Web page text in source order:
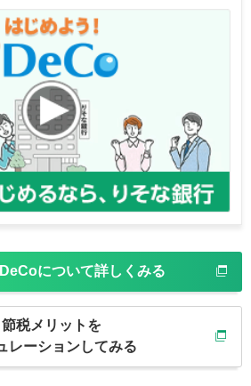
について詳しくみる
節税メリットを
レーションしてみる